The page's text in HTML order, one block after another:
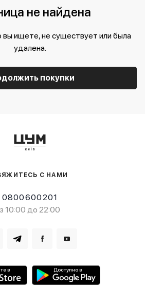
не найдена
ищете, не существует или была
удалена.
покупки
С НАМИ
0800600201
з 10:00 до 22:00
в Доступно в